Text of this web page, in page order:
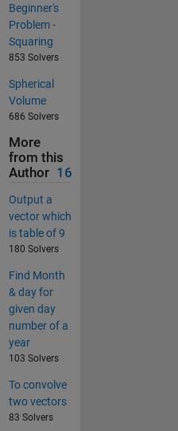
Beginner's
Problem -
Squaring
853 Solvers
Spherical
Volume
686 Solvers
More
from this
Author 16
Output a
vector which
is table of 9
180 Solvers
Find Month
& day for
given day
number of a
year
103 Solvers
To convolve
two vectors
83 Solvers